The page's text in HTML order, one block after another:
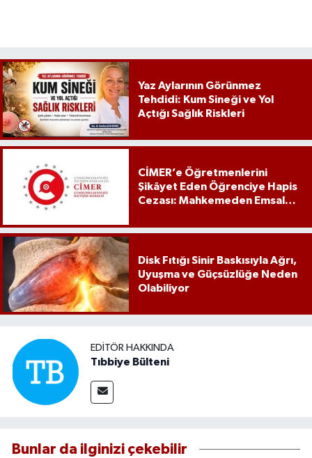
Yaz Aylarının Görünmez
Tehdidi: Kum Sineği ve Yol
Açtığı Sağlık Riskleri
CİMER’e Öğretmenlerini
Şikâyet Eden Öğrenciye Hapis
Cezası: Mahkemeden Emsal
Disk Fıtığı Sinir Baskısıyla Ağrı,
Uyuşma ve Güçsüzlüğe Neden
Olabiliyor
EDITÖR HAKKINDA
Tıbbiye Bülteni
Bunlar da ilginizi çekebilir